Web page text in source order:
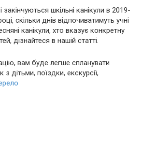
шкільні канікули в 2019-
скільки днів відпочиватимуть учні
канікули, хто вказує конкретну
дізнайтеся в нашій статті.
вам буде легше спланувати
з дітьми, поїздки, екскурсії,